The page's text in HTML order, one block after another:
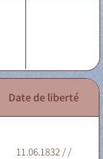
Date de liberté
11.06.1832 / /